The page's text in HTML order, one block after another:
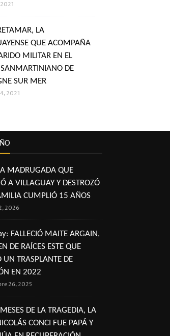
LA
QUE ACOMPAÑA
MILITAR EN EL
DE
SUR MER
2021
MADRUGADA QUE
A VILLAGUAY Y DESTROZÓ
CUMPLIÓ 15 AÑOS
2026
FALLECIÓ MAITE ARGAIN,
DE RAÍCES ESTE QUE
UN TRASPLANTE DE
EN 2022
26, 2025
DE LA TRAGEDIA, LA
CONCI FUE PAPÁ Y